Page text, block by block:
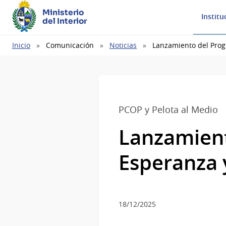
Ministerio
del Interior
Ruta
Inicio Comunicación Noticias Lanzamiento del
PCOP y Pelota al Medio
Esperanza
18/12/2025